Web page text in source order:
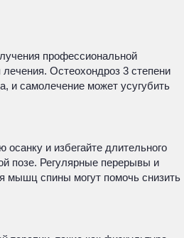
профессиональной
лечения. Остеохондроз 3 степени
и самолечение может усугубить
и избегайте длительного
позе. Регулярные перерывы и
мышц спины могут помочь снизить